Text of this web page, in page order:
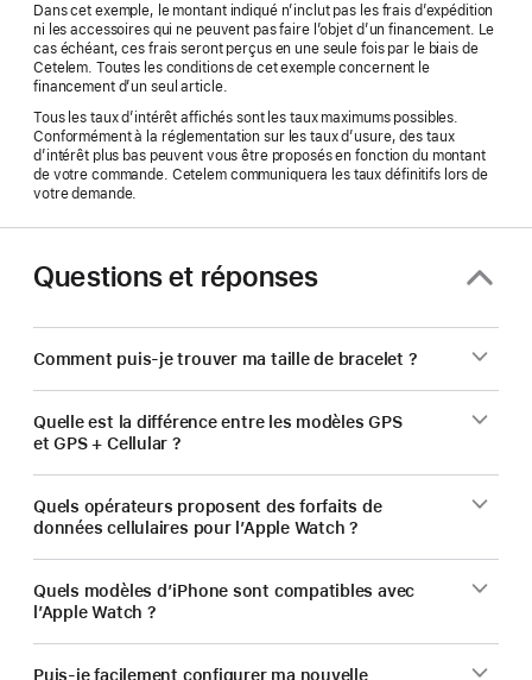
Dans cet exemple, le montant indiqué n’inclut pas les frais d’expédition
ni les accessoires qui ne peuvent pas faire l’objet d’un financement. Le
cas échéant, ces frais seront perçus en une seule fois par le biais de
Cetelem. Toutes les conditions de cet exemple concernent le
financement d’un seul article.
Tous les taux d’intérêt affichés sont les taux maximums possibles.
Conformément à la réglementation sur les taux d’usure, des taux
d’intérêt plus bas peuvent vous être proposés en fonction du montant
de votre commande. Cetelem communiquera les taux définitifs lors de
votre demande.
Questions et réponses
Comment puis-je trouver ma taille de bracelet ?
Quelle est la différence entre les modèles GPS
et GPS + Cellular ?
Quels opérateurs proposent des forfaits de
données cellulaires pour l’Apple Watch ?
Quels modèles d’iPhone sont compatibles avec
l’Apple Watch ?
Puis‑je facilement configurer ma nouvelle